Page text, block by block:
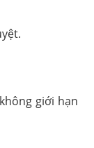
giới hạn